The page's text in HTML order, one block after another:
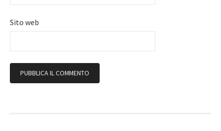
Sito web